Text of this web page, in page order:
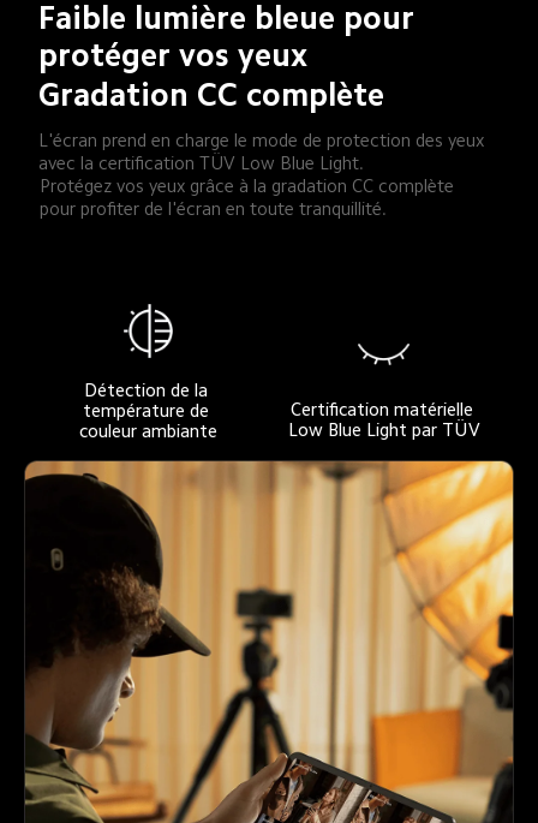
Faible lumière bleue pour
protéger vos yeux
Gradation CC complète
L'écran prend en charge le mode de protection des yeux
avec la certification TÜV Low Blue Light.
Protégez vos yeux grâce à la gradation CC complète
pour profiter de l'écran en toute tranquillité.
Détection de la
température de
couleur ambiante
Certification matérielle
Low Blue Light par TÜV